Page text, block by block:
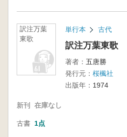
訳注万葉
東歌
単行本 古代
訳注万葉東歌
著者： 五唐勝
発行元： 桜楓社
出版年： 1974
新刊 在庫なし
古書 1点